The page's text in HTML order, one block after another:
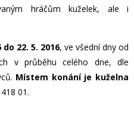
hráčům kuželek, ale i
do 22. 5. 2016, ve všední dny od
v průběhu celého dne, dle
Místem konání je kuželna
01.